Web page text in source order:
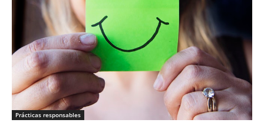
Prácticas responsables